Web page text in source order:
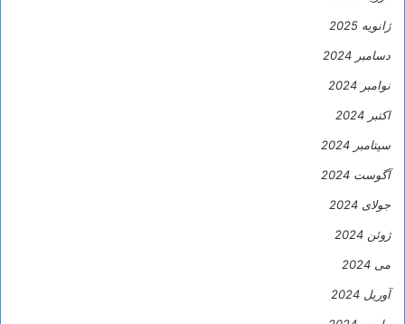
ژانویه 2025
دسامبر 2024
نوامبر 2024
اکتبر 2024
سپتامبر 2024
آگوست 2024
جولای 2024
ژوئن 2024
می 2024
آوریل 2024